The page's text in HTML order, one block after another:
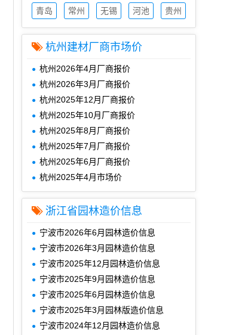
信息
信息
信息
信息
信息
青岛
信息
常州
信息
无锡
信息
河池
信息
贵州
信息
杭州建材厂商市场价
杭州2026年4月厂商报价
杭州2026年3月厂商报价
杭州2025年12月厂商报价
杭州2025年10月厂商报价
杭州2025年8月厂商报价
杭州2025年7月厂商报价
杭州2025年6月厂商报价
杭州2025年4月市场价
浙江省园林造价信息
宁波市2026年6月园林造价信息
宁波市2026年3月园林造价信息
宁波市2025年12月园林造价信息
宁波市2025年9月园林造价信息
宁波市2025年6月园林造价信息
宁波市2025年3月园林版造价信息
宁波市2024年12月园林造价信息